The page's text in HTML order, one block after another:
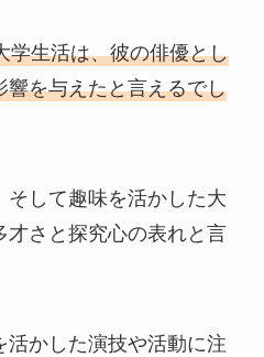
学生活は、彼の俳優とし
響を与えたと言えるでし
して趣味を活かした大
才さと探究心の表れと言
かした演技や活動に注